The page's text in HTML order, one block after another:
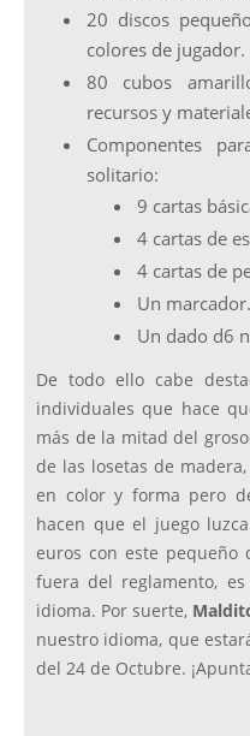
20 discos
colores de jugador.
80 cubos
recursos y
Componentes
solitario:
9 cartas
4 cartas de
4 cartas de
Un marcador.
Un dado d6
De todo ello cabe
individuales que hace
más de la mitad del
de las losetas de
en color y forma pero
hacen que el juego
euros con este pequeño
fuera del reglamento,
idioma. Por suerte,
nuestro idioma, que
del 24 de Octubre.